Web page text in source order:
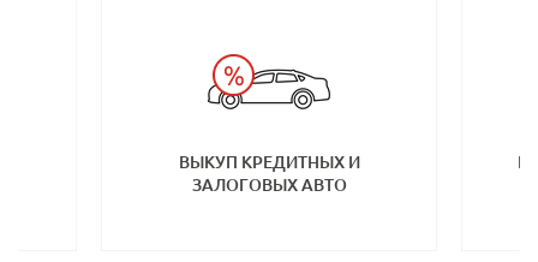
ВЫКУП КРЕДИТНЫХ И
ЗАЛОГОВЫХ АВТО